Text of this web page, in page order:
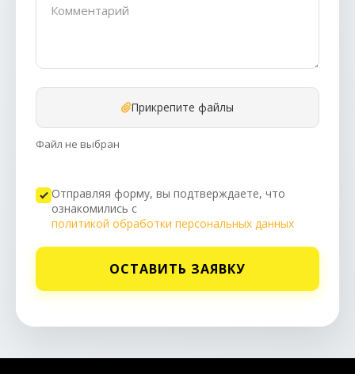
Прикрепите файлы
Файл не выбран
Отправляя форму, вы подтверждаете, что
ознакомились с
политикой обработки персональных данных
ОСТАВИТЬ ЗАЯВКУ